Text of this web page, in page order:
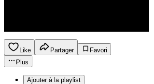
Like Partager
Favori
Plus
Ajouter à la playlist